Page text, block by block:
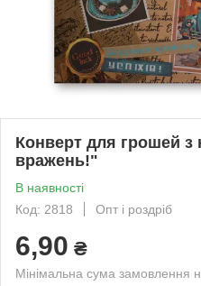
Конверт для грошей з
вражень!"
В наявності
Код: 2818
Опт і роздріб
6,90 ₴
Мінімальна сума замовлення